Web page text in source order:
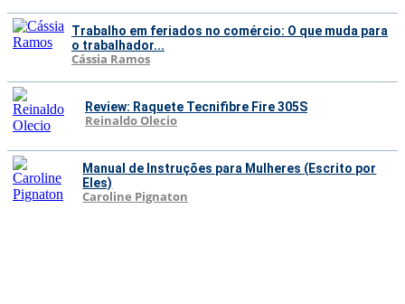
Trabalho em feriados no comércio: O que muda para
o trabalhador...
Cássia Ramos
Review: Raquete Tecnifibre Fire 305S
Reinaldo Olecio
Manual de Instruções para Mulheres (Escrito por
Eles)
Caroline Pignaton